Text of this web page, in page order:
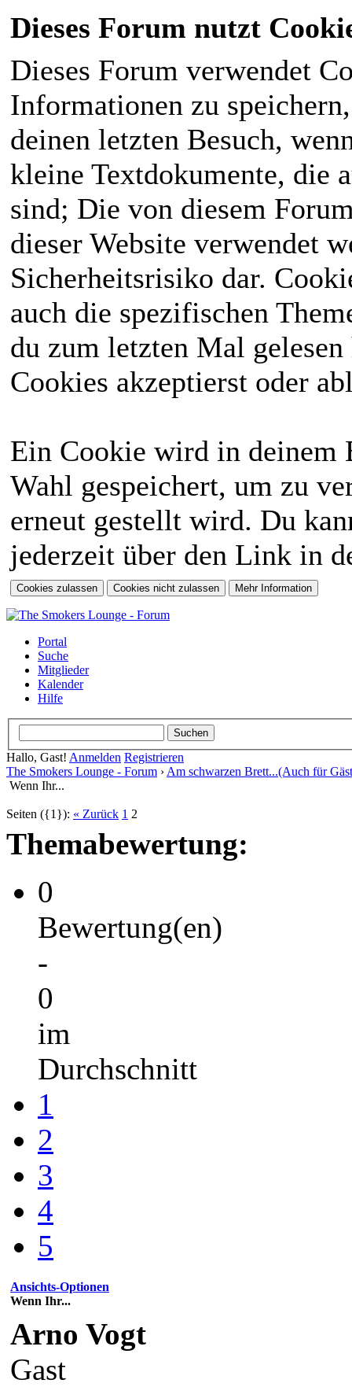
Dieses Forum nutzt
Dieses Forum verwendet
Informationen zu
deinen letzten Besuch,
kleine Textdokumente, die
sind; Die von diesem
dieser Website verwendet
Sicherheitsrisiko dar.
auch die spezifischen
du zum letzten Mal
Cookies akzeptierst oder
Ein Cookie wird in deinem
Wahl gespeichert, um zu
erneut gestellt wird. Du
jederzeit über den Link in
Portal
Suche
Mitglieder
Kalender
Hilfe
Hallo, Gast! Anmelden Registrieren
The Smokers Lounge - Forum › Am schwarzen Brett...(Auch für
Wenn Ihr...
Seiten ({1}): « Zurück 1 2
Themabewertung:
0
Bewertung(en)
-
0
im
Durchschnitt
1
2
3
4
5
Ansichts-Optionen
Wenn Ihr...
Arno Vogt
Gast